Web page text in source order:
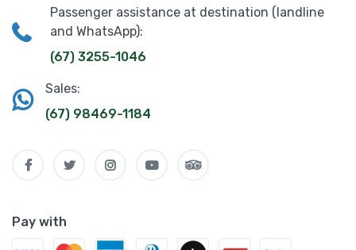
Passenger assistance at destination (landline
and WhatsApp):
(67) 3255-1046
Sales:
(67) 98469-1184
Pay with